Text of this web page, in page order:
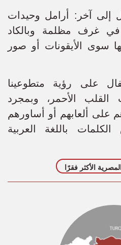
آخر: أرامل وحيدات
في غرف مظلمة وبالكاد
سوى الأيقونات أو صور
على رؤية متطوعينا
القلب الأحمر، وبمجرد
على ألعابهم أو أساورهم
باللغة العربية
الأكثر فقرًا